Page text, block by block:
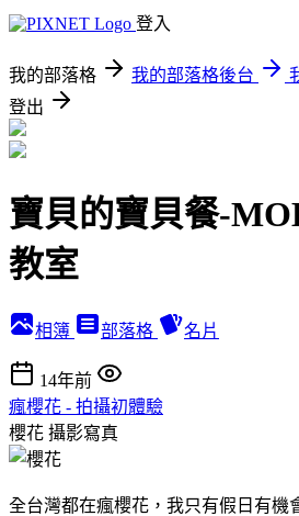
登入
我的部落格 我的部落格後台
登出
寶貝的寶貝餐-
教室
相簿 部落格 名片
14年前
瘋櫻花 - 拍攝初體驗
櫻花 攝影寫真
全台灣都在瘋櫻花，我只有假日有機